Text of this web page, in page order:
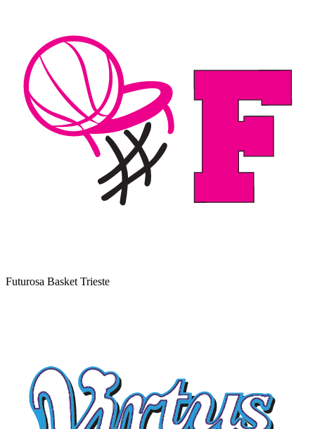
Futurosa Basket Trieste